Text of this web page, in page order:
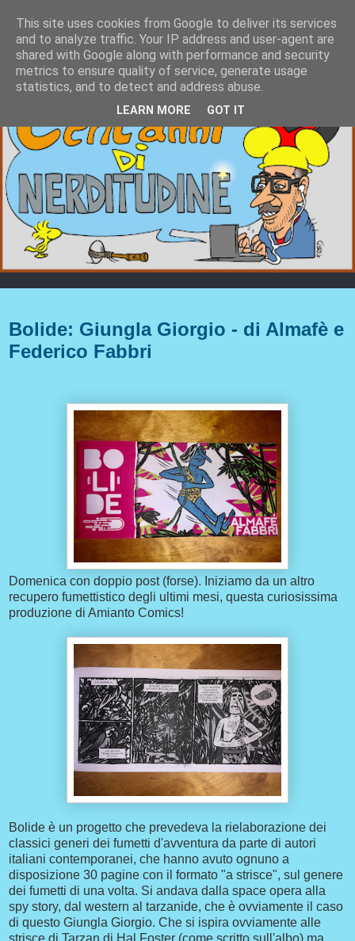
Bolide: Giungla Giorgio - di Almafè e
Federico Fabbri
Domenica con doppio post (forse). Iniziamo da un altro
recupero fumettistico degli ultimi mesi, questa curiosissima
produzione di Amianto Comics!
Bolide è un progetto che prevedeva la rielaborazione dei
classici generi dei fumetti d'avventura da parte di autori
italiani contemporanei, che hanno avuto ognuno a
disposizione 30 pagine con il formato "a strisce", sul genere
dei fumetti di una volta. Si andava dalla space opera alla
spy story, dal western al tarzanide, che è ovviamente il caso
di questo Giungla Giorgio. Che si ispira ovviamente alle
strisce di Tarzan di Hal Foster (come scritto sull'albo) ma
This site uses cookies from Google to deliver its services
and to analyze traffic. Your IP address and user-agent are
shared with Google along with performance and security
metrics to ensure quality of service, generate usage
statistics, and to detect and address abuse.
LEARN MORE GOT IT